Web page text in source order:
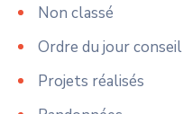
Non classé
Ordre du jour conseil
Projets réalisés